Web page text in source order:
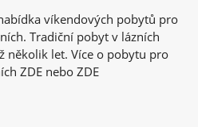
víkendových pobytů pro
Tradiční pobyt v lázních
několik let. Více o pobytu pro
ZDE nebo ZDE